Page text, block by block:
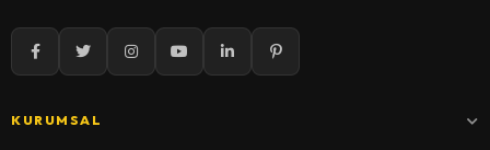
KURUMSAL